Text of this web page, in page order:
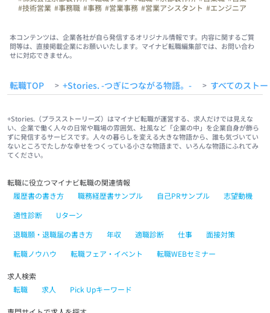
#技術営業 #事務職 #事務 #営業事務 #営業アシスタント #エンジニア
本コンテンツは、企業各社が自ら発信するオリジナル情報です。内容に関するご質
問等は、直接掲載企業にお願いいたします。マイナビ転職編集部では、お問い合わ
せに対応できません。
転職TOP > +Stories. -つぎにつながる物語。- > すべてのスト
+Stories.（プラスストーリーズ）はマイナビ転職が運営する、求人だけでは見えな
い、企業で働く人々の日常や職場の雰囲気、社風など「企業の中」を企業自身が飾ら
ずに発信するサービスです。人々の暮らしを変える大きな物語から、誰も気づいてい
ないところでたしかな幸せをつくっている小さな物語まで、いろんな物語にふれてみ
てください。
転職に役立つマイナビ転職の関連情報
履歴書の書き方
職務経歴書サンプル 自己PRサンプル
志望動機
適性診断
Uターン
退職願・退職届の書き方
年収 適職診断 仕事
面接対策
転職ノウハウ
転職フェア・イベント 転職WEBセミナー
求人検索
転職
求人 Pick Upキーワード